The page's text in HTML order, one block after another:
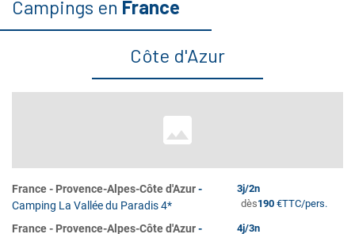
Campings en France
Côte d'Azur
France- Provence-Alpes-Côte d'Azur-
Camping La Vallée du Paradis 4*
3j/2n
dès190€TTC/pers.
France- Provence-Alpes-Côte d'Azur-
4j/3n